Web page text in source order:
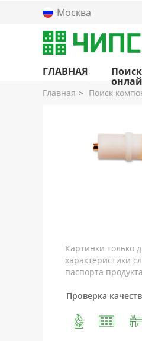
Москва
ГЛАВНАЯ
Главная Поиск
Картинки только
характеристики
паспорта
Проверка